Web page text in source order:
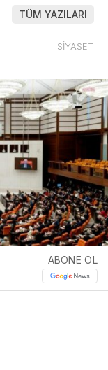
TÜM YAZILARI
SİYASET
ABONE OL